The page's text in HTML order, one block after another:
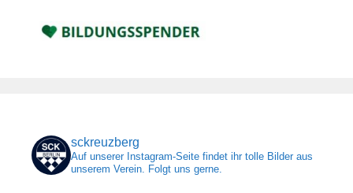
sckreuzberg
Auf unserer Instagram-Seite findet ihr tolle Bilder aus
unserem Verein. Folgt uns gerne.